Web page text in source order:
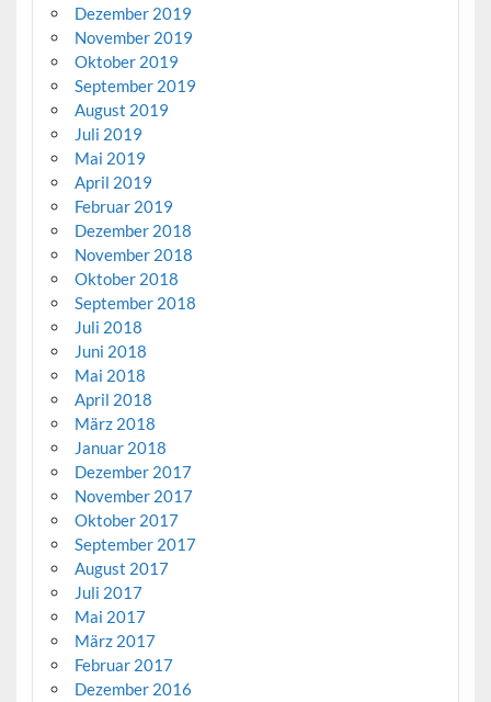
Dezember 2019
November 2019
Oktober 2019
September 2019
August 2019
Juli 2019
Mai 2019
April 2019
Februar 2019
Dezember 2018
November 2018
Oktober 2018
September 2018
Juli 2018
Juni 2018
Mai 2018
April 2018
März 2018
Januar 2018
Dezember 2017
November 2017
Oktober 2017
September 2017
August 2017
Juli 2017
Mai 2017
März 2017
Februar 2017
Dezember 2016